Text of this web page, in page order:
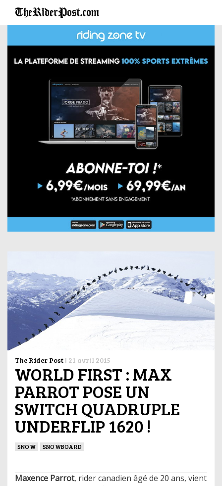
The Rider Post | 21 avril 2015
WORLD FIRST : MAX
PARROT POSE UN
SWITCH QUADRUPLE
UNDERFLIP 1620 !
SNOW SNOWBOARD
Maxence Parrot, rider canadien âgé de 20 ans, vient